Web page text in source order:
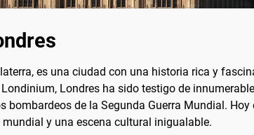
es una ciudad con una historia rica y
Londres ha sido testigo de
bombardeos de la Segunda Guerra Mundial.
y una escena cultural inigualable.